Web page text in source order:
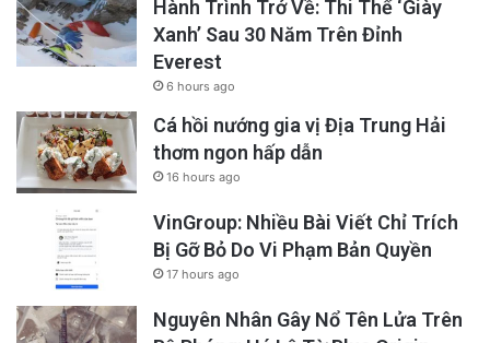
Hành Trình Trở Về: Thi Thể ‘Giày
Xanh’ Sau 30 Năm Trên Đỉnh
Everest
6 hours ago
Cá hồi nướng gia vị Địa Trung Hải
thơm ngon hấp dẫn
16 hours ago
VinGroup: Nhiều Bài Viết Chỉ Trích
Bị Gỡ Bỏ Do Vi Phạm Bản Quyền
17 hours ago
Nguyên Nhân Gây Nổ Tên Lửa Trên